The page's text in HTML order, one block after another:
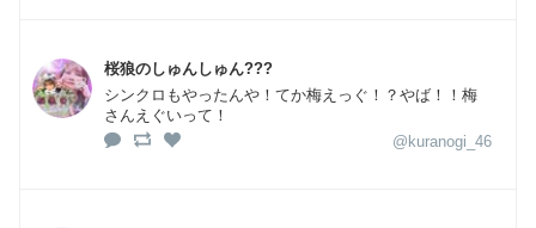
桜狼のしゅんしゅん???
シンクロもやったんや！てか梅えっぐ！？やば！！梅
さんえぐいって！
@kuranogi_46